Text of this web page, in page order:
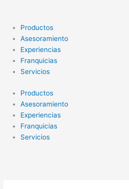
contenidoProductos
Asesoramiento
Experiencias
Franquicias
Servicios
Productos
Asesoramiento
Experiencias
Franquicias
Servicios